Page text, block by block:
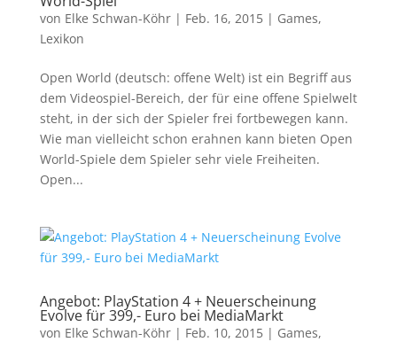
von Elke Schwan-Köhr| Feb. 16, 2015| Games,
Lexikon
Open World (deutsch: offene Welt) ist ein Begriff aus
dem Videospiel-Bereich, der für eine offene Spielwelt
steht, in der sich der Spieler frei fortbewegen kann.
Wie man vielleicht schon erahnen kann bieten Open
World-Spiele dem Spieler sehr viele Freiheiten.
Open...
Angebot: PlayStation 4 + Neuerscheinung
Evolve für 399,- Euro bei MediaMarkt
von Elke Schwan-Köhr| Feb. 10, 2015| Games,